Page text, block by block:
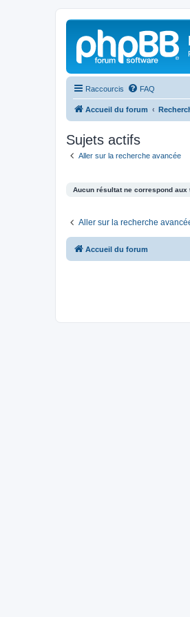
Raccourcis FAQ
Accueil du forum
Sujets actifs
Aller sur la recherche avancée
Aucun résultat ne correspond aux
Aller sur la recherche
Accueil du forum